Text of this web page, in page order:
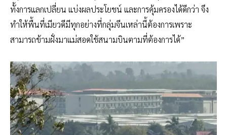
ทั้งการแลกเปลี่ยน แบ่งผลประโยชน์ และการคุ้มครองได้ดีกว่า จึง
ทำให้พื้นที่เมียวดีมีทุกอย่างที่กลุ่มจีนเหล่านี้ต้องการเพราะ
สามารถข้ามฝั่งมาแม่สอดใช้สนามบินตามที่ต้องการได้”